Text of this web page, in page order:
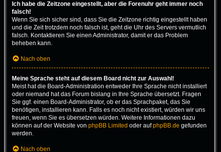
Ich habe die Zeitzone eingestellt, aber die Forenuhr geht immer noch
falsch!
Wenn Sie sich sicher sind, dass Sie die Zeitzone richtig eingestellt haben
und die Zeit trotzdem noch falsch ist, geht die Uhr des Servers vermutlich
falsch. Kontaktieren Sie einen Administrator, damit er das Problem
beheben kann.
Nach oben
Meine Sprache steht auf diesem Board nicht zur Auswahl!
Meist hat die Board-Administration entweder Ihre Sprache nicht installiert
oder niemand hat das Forum bislang in Ihre Sprache übersetzt. Fragen
Sie ggf. einen Board-Administrator, ob er das Sprachpaket, das Sie
benötigen, installieren kann. Falls es noch nicht existiert, würden wir uns
freuen, wenn Sie es übersetzen würden. Weitere Informationen dazu
können auf der Website von phpBB Limited oder aufphpBB.de gefunden
werden.
Nach oben